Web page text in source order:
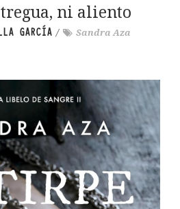
ni aliento
GARCÍA / Sandra Aza